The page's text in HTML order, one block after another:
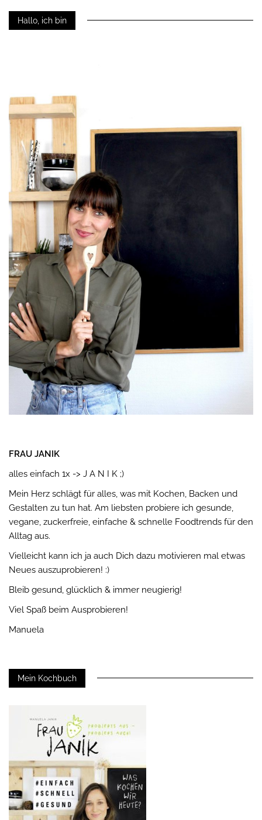
Hallo, ich bin
FRAU JANIK
alles einfach 1x -> J A N I K ;)
Mein Herz schlägt für alles, was mit Kochen, Backen und
Gestalten zu tun hat. Am liebsten probiere ich gesunde,
vegane, zuckerfreie, einfache & schnelle Foodtrends für den
Alltag aus.
Vielleicht kann ich ja auch Dich dazu motivieren mal etwas
Neues auszuprobieren! :)
Bleib gesund, glücklich & immer neugierig!
Viel Spaß beim Ausprobieren!
Manuela
Mein Kochbuch